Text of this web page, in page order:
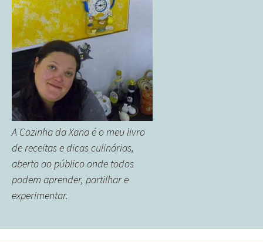
A Cozinha da Xana é o meu livro
de receitas e dicas culinárias,
aberto ao público onde todos
podem aprender, partilhar e
experimentar.